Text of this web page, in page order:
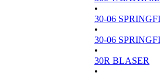
•
30-06
•
30-06
•
30R BLASER
•